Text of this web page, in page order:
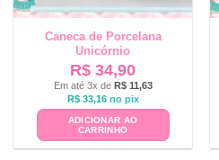
Caneca de Porcelana
Unicórnio
R$ 34,90
Em até 3x de R$11,63
R$33,16 no pix
ADICIONAR AO
CARRINHO